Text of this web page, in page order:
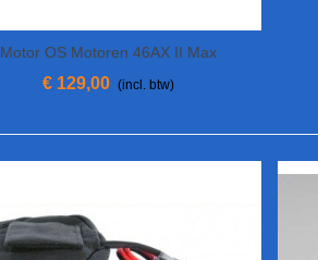
View More
Motor OS Motoren 46AX II Max
€ 129,00 (incl. btw)